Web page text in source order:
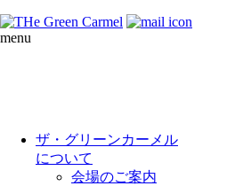
menu
ザ・グリーンカーメル
について
会場のご案内